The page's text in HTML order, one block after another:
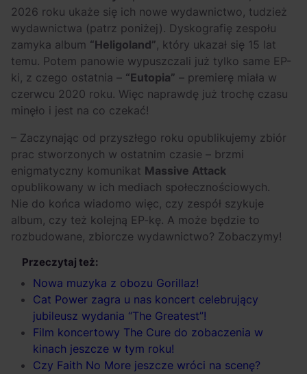
03.08.2026
Arctic Monkeys i
Bring Me The
Horizon. Lustrzane
kariery zespołów z
Sheffield
Polecane 30.07.2026
Odkryj wyjątkowe
atrakcje na drugi
miesiąc wakacji!
2026 roku ukaże się ich nowe wydawnictwo, tudzież
wydawnictwa (patrz poniżej). Dyskografię zespołu
zamyka album “Heligoland”, który ukazał się 15 lat
temu. Potem panowie wypuszczali już tylko same EP-
ki, z czego ostatnia – “Eutopia” – premierę miała w
czerwcu 2020 roku. Więc naprawdę już trochę czasu
minęło i jest na co czekać!
– Zaczynając od przyszłego roku opublikujemy zbiór
prac stworzonych w ostatnim czasie – brzmi
enigmatyczny komunikat Massive Attack
opublikowany w ich mediach społecznościowych.
Nie do końca wiadomo więc, czy zespół szykuje
album, czy też kolejną EP-kę. A może będzie to
rozbudowane, zbiorcze wydawnictwo? Zobaczymy!
Przeczytaj też:
Nowa muzyka z obozu Gorillaz!
Cat Power zagra u nas koncert celebrujący
jubileusz wydania “The Greatest”!
Film koncertowy The Cure do zobaczenia w
kinach jeszcze w tym roku!
Czy Faith No More jeszcze wróci na scenę?